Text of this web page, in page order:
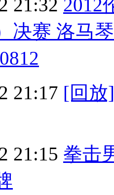
21:32 2012
决赛 洛马
21:17 [回放
21:15 拳击